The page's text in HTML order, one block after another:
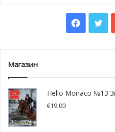
Магазин
Hello Monaco №13
€19.00